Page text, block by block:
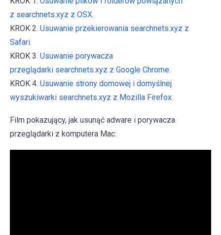
z searchnets.xyz z OSX.
KROK 2. Usuwanie przekierowania searchnets.xyz z
Safari.
KROK 3. Usuwanie porywacza
przeglądarki searchnets.xyz z Google Chrome.
KROK 4. Usuwanie strony domowej i domyślnej
wyszukiwarki searchnets.xyz z Mozilla Firefox.
Film pokazujący, jak usunąć adware i porywacza
przeglądarki z komputera Mac: